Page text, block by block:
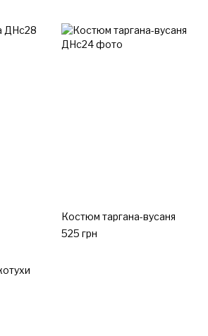
Костюм таргана-вусаня
525 грн